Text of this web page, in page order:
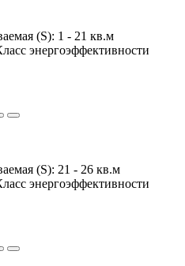
(S): 1 - 21 кв.м
энергоэффективности
(S): 21 - 26 кв.м
энергоэффективности